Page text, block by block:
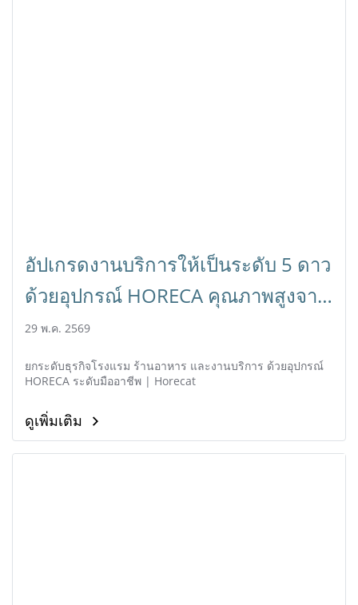
อัปเกรดงานบริการให้เป็นระดับ 5 ดาว
ด้วยอุปกรณ์ HORECA คุณภาพสูงจาก
Horecat
29 พ.ค. 2569
ยกระดับธุรกิจโรงแรม ร้านอาหาร และงานบริการ ด้วยอุปกรณ์
HORECA ระดับมืออาชีพ | Horecat
ดูเพิ่มเติม